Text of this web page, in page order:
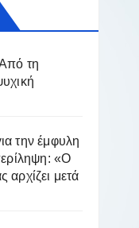
τη
την έμφυλη
«Ο
αρχίζει μετά